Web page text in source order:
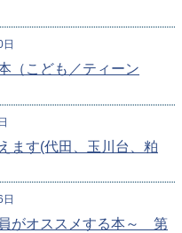
（こども／ティーン
ます(代田、玉川台、粕
員がオススメする本～ 第